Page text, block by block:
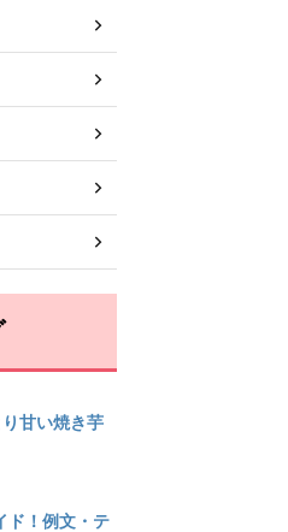
甘い焼き芋
ド！例文・テ